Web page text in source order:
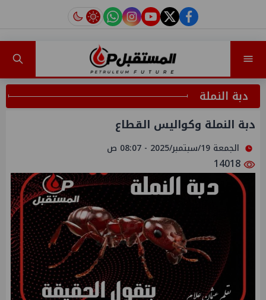
facebook
twitter
youtube
instagram
tiktok
دبة النملة
دبة النملة وكواليس القطاع
الجمعة 19/سبتمبر/2025 - 08:07 ص